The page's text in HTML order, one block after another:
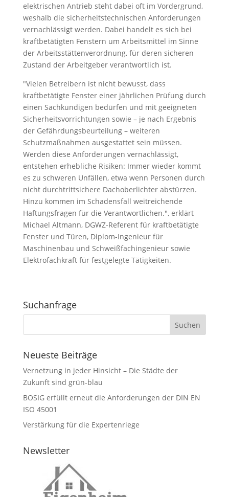
elektrischen Antrieb steht dabei oft im Vordergrund,
weshalb die sicherheitstechnischen Anforderungen
vernachlässigt werden. Dabei handelt es sich bei
kraftbetätigten Fenstern um Arbeitsmittel im Sinne
der Arbeitsstättenverordnung, für deren sicheren
Zustand der Arbeitgeber verantwortlich ist.
"Vielen Betreibern ist nicht bewusst, dass
kraftbetätigte Fenster einer jährlichen Prüfung durch
einen Sachkundigen bedürfen und mit geeigneten
Sicherheitsvorrichtungen sowie – je nach Ergebnis
der Gefährdungsbeurteilung – weiteren
Schutzmaßnahmen ausgestattet sein müssen.
Werden diese Anforderungen vernachlässigt,
entstehen erhebliche Risiken: Immer wieder kommt
es zu schweren Unfällen, etwa wenn Personen durch
nicht durchtrittsichere Dachoberlichter abstürzen.
Hinzu kommen im Schadensfall weitreichende
Haftungsfragen für die Verantwortlichen.", erklärt
Michael Altmann, DGWZ-Referent für kraftbetätigte
Fenster und Türen, Diplom-Ingenieur für
Maschinenbau und Schweißfachingenieur sowie
Elektrofachkraft für festgelegte Tätigkeiten.
Suchanfrage
Neueste Beiträge
Vernetzung in jeder Hinsicht – Die Städte der
Zukunft sind grün-blau
BOSIG erfüllt erneut die Anforderungen der DIN EN
ISO 45001
Verstärkung für die Expertenriege
Newsletter